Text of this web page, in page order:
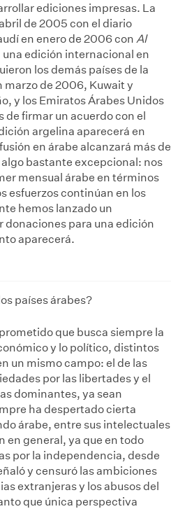
ediciones impresas. La
de 2005 con el diario
en enero de 2006 con Al
edición internacional en
los demás países de la
marzo de 2006, Kuwait y
y los Emiratos Árabes Unidos
de firmar un acuerdo con el
argelina aparecerá en
en árabe alcanzará más de
bastante excepcional: nos
mensual árabe en términos
esfuerzos continúan en los
hemos lanzado un
para una edición
aparecerá.
países árabes?
que busca siempre la
y lo político, distintos
un mismo campo: el de las
por las libertades y el
dominantes, ya sean
ha despertado cierta
árabe, entre sus intelectuales
en general, ya que en todo
por la independencia, desde
y censuró las ambiciones
extranjeras y los abusos del
que única perspectiva